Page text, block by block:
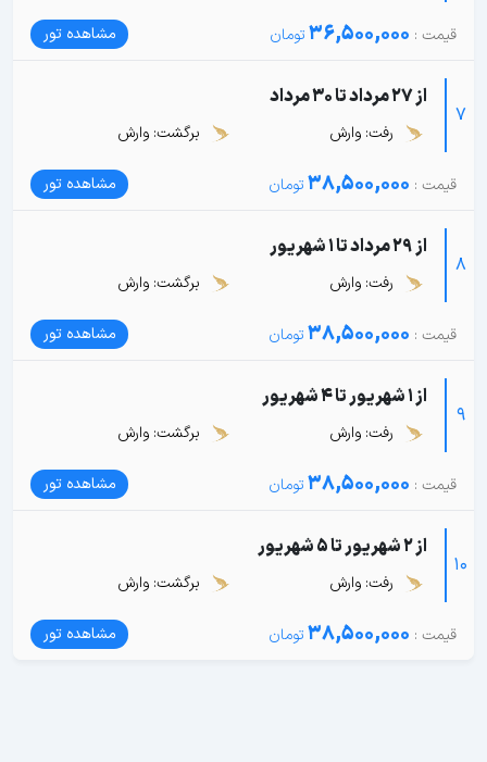
36,500,000 مشاهده تور
7
از 27 مرداد تا 30 مرداد
رفت: وارش برگشت: وارش
38,500,000 مشاهده تور
8
از 29 مرداد تا 1 شهریور
رفت: وارش برگشت: وارش
38,500,000 مشاهده تور
9
از 1 شهریور تا 4 شهریور
رفت: وارش برگشت: وارش
38,500,000 مشاهده تور
10
از 2 شهریور تا 5 شهریور
رفت: وارش برگشت: وارش
38,500,000 مشاهده تور